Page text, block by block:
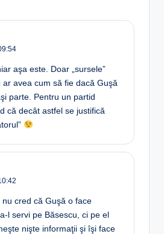
aşa este. Doar „sursele”
ar avea cum să fie dacă Guşă
parte. Pentru un partid
că decât astfel se justifică
nu cred că Guşă o face
l servi pe Băsescu, ci pe el
nişte informaţii şi îşi face